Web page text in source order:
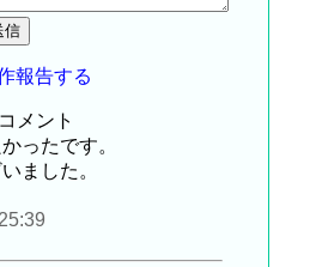
報告する
メント
ったです。
ました。